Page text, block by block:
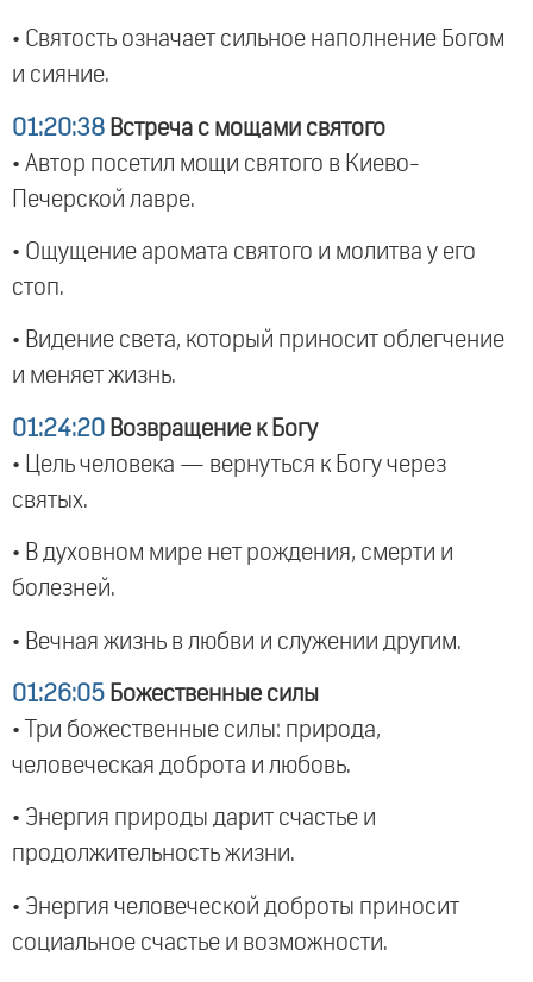
• Святость означает сильное наполнение Богом
и сияние.
01:20:38 Встреча с мощами святого
• Автор посетил мощи святого в Киево-
Печерской лавре.
• Ощущение аромата святого и молитва у его
стоп.
• Видение света, который приносит облегчение
и меняет жизнь.
01:24:20 Возвращение к Богу
• Цель человека — вернуться к Богу через
святых.
• В духовном мире нет рождения, смерти и
болезней.
• Вечная жизнь в любви и служении другим.
01:26:05 Божественные силы
• Три божественные силы: природа,
человеческая доброта и любовь.
• Энергия природы дарит счастье и
продолжительность жизни.
• Энергия человеческой доброты приносит
социальное счастье и возможности.